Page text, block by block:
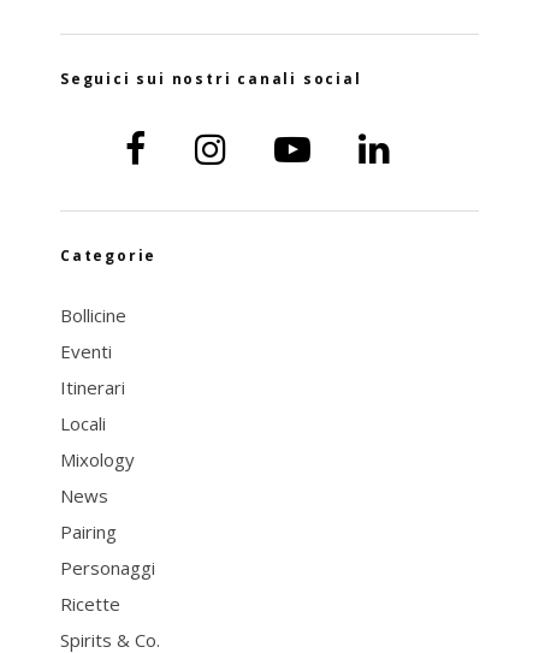
Seguici sui nostri canali social
Categorie
Bollicine
Eventi
Itinerari
Locali
Mixology
News
Pairing
Personaggi
Ricette
Spirits & Co.